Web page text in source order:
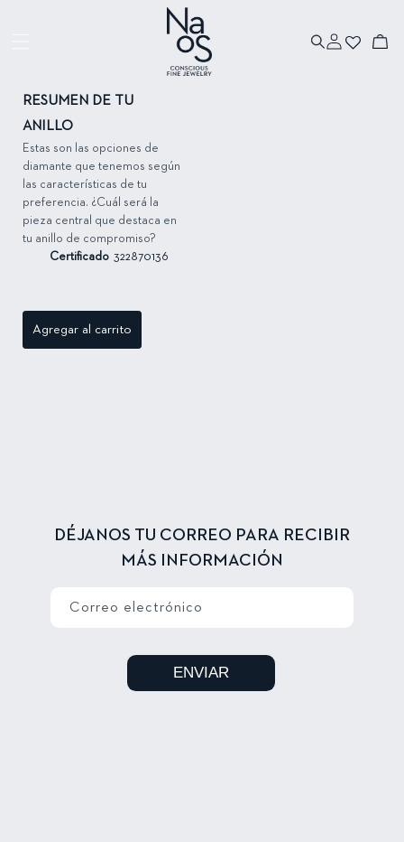
sesión
Carrito
RESUMEN DE TU
ANILLO
Estas son las opciones de
diamante que tenemos según
las características de tu
preferencia. ¿Cuál será la
pieza central que destaca en
tu anillo de compromiso?
Certificado322870136
Agregar al carrito
DÉJANOS TU CORREO PARA RECIBIR
MÁS INFORMACIÓN
Correo electrónico
ENVIAR